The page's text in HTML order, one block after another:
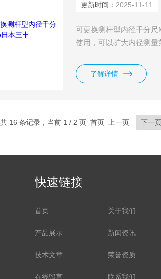
更新时间： 2025-11-11
可更换测杆型内径千分
使用，可以扩大内径测量
（IMS-300R, 300WR）
了解详情
共 16 条记录，当前 1 / 2 页 首页 上一页 下一页
快速链接
首页 关于我们
产品展示 新闻资讯
技术文章 荣誉资质
在线留言 联系我们